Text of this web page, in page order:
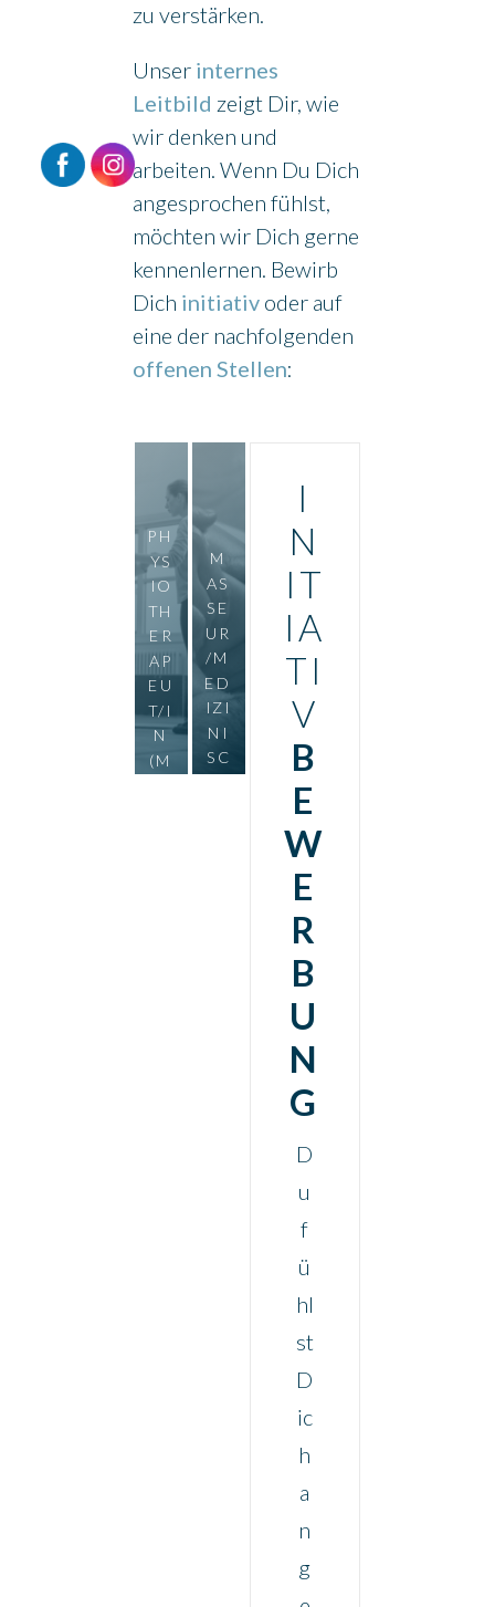
zu verstärken.
Unser internes
Leitbild zeigt Dir, wie
wir denken und
arbeiten. Wenn Du Dich
angesprochen fühlst,
möchten wir Dich gerne
kennenlernen. Bewirb
Dich initiativ oder auf
eine der nachfolgenden
offenen Stellen:
PH
YS
IO
TH
ER
AP
EU
T/I
N
(M
M
AS
SE
UR
/M
ED
IZI
NI
SC
I
N
IT
IA
TI
V
B
E
W
E
R
B
U
N
G
D
u
f
ü
hl
st
D
ic
h
a
n
g